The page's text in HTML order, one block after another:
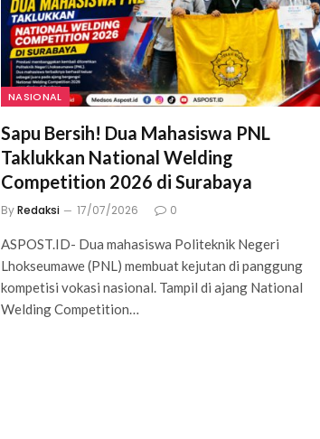
NASIONAL
Sapu Bersih! Dua Mahasiswa PNL
Taklukkan National Welding
Competition 2026 di Surabaya
ByRedaksi 17/07/2026 0
ASPOST.ID- Dua mahasiswa Politeknik Negeri
Lhokseumawe (PNL) membuat kejutan di panggung
kompetisi vokasi nasional. Tampil di ajang National
Welding Competition…